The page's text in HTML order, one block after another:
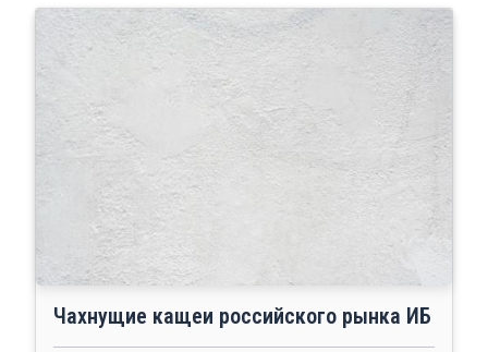
Чахнущие кащеи российского рынка ИБ